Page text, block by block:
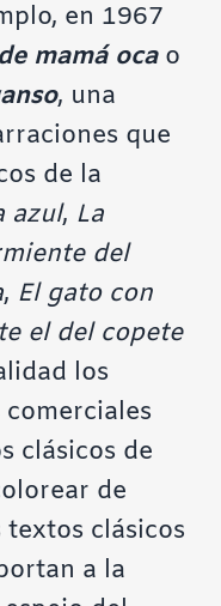
en 1967
mamá ocao
, una
que
de la
azul, La
del
, El gato con
el del copete
los
clásicos de
de
clásicos
a la